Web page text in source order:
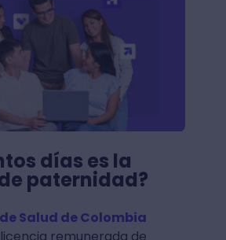
días es la
paternidad?
Salud de Colombia